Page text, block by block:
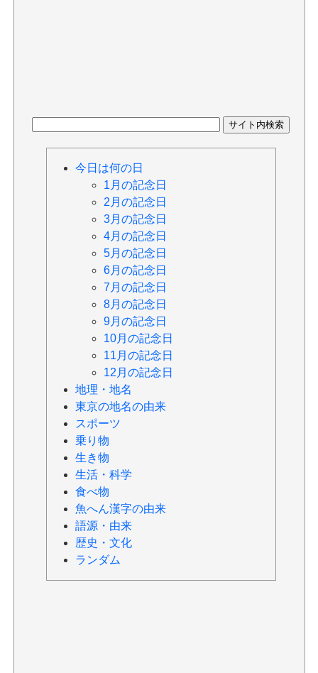
今日は何の日
1月の記念日
2月の記念日
3月の記念日
4月の記念日
5月の記念日
6月の記念日
7月の記念日
8月の記念日
9月の記念日
10月の記念日
11月の記念日
12月の記念日
地理・地名
東京の地名の由来
スポーツ
乗り物
生き物
生活・科学
食べ物
魚へん漢字の由来
語源・由来
歴史・文化
ランダム